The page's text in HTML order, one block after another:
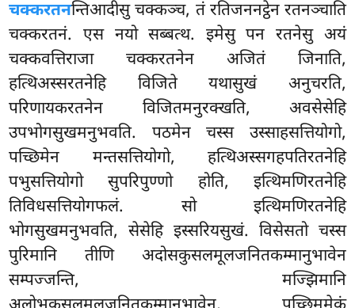
चक्करतनन्तिआदीसु चक्कञ्च, तं रतिजननट्ठेन रतनञ्चाति
चक्करतनं. एस नयो सब्बत्थ. इमेसु पन रतनेसु अयं
चक्कवत्तिराजा चक्करतनेन अजितं जिनाति,
हत्थिअस्सरतनेहि विजिते यथासुखं अनुचरति,
परिणायकरतनेन विजितमनुरक्खति, अवसेसेहि
उपभोगसुखमनुभवति. पठमेन चस्स उस्साहसत्तियोगो,
पच्छिमेन मन्तसत्तियोगो, हत्थिअस्सगहपतिरतनेहि
पभुसत्तियोगो सुपरिपुण्णो होति, इत्थिमणिरतनेहि
तिविधसत्तियोगफलं. सो इत्थिमणिरतनेहि
भोगसुखमनुभवति, सेसेहि इस्सरियसुखं. विसेसतो चस्स
पुरिमानि तीणि अदोसकुसलमूलजनितकम्मानुभावेन
सम्पज्जन्ति, मज्झिमानि